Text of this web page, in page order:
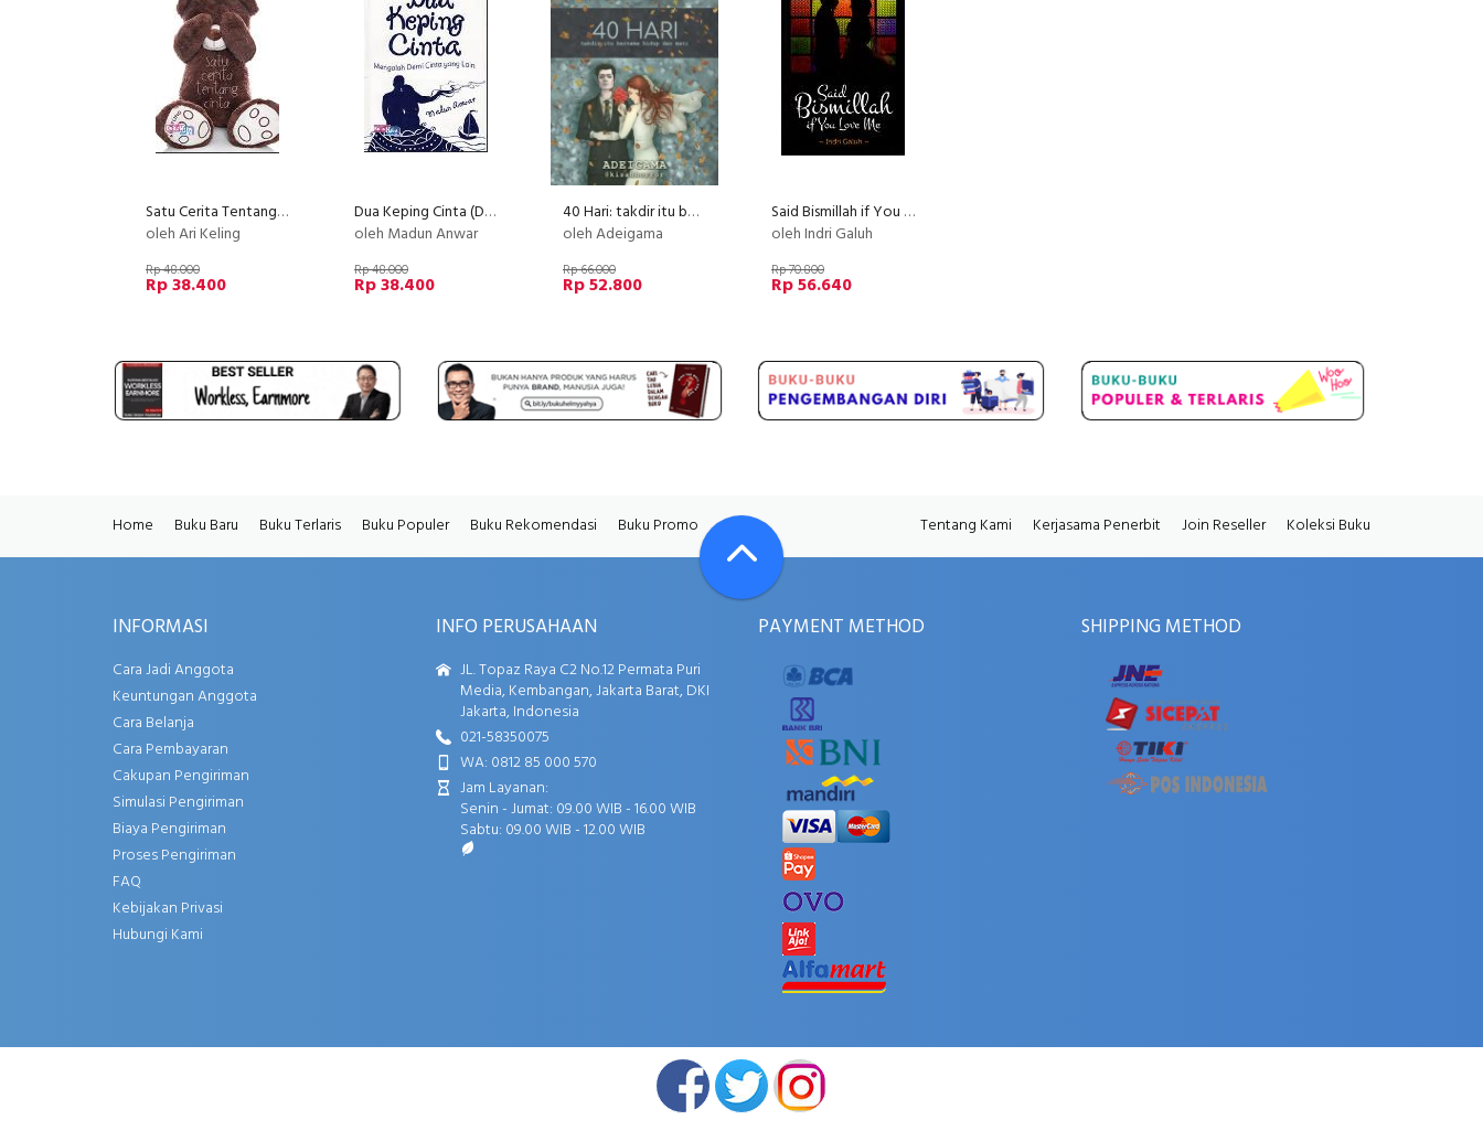
Satu Cerita Tentang Cinta (Disc 50%)
oleh Ari Keling
Rp 48.000
Rp 38.400
Dua Keping Cinta (Disc 50%)
oleh Madun Anwar
Rp 48.000
Rp 38.400
40 Hari: takdir itu bernama hidup dan mati [Edisi TTD]
oleh Adeigama
Rp 66.000
Rp 52.800
Said Bismillah if You Love Me (Disc 50%)
oleh Indri Galuh
Rp 70.800
Rp 56.640
Home Buku Baru Buku Terlaris Buku Populer Buku Rekomendasi Buku Promo Tentang Kami Kerjasama Penerbit Join Reseller Koleksi Buku
INFORMASI
Cara Jadi Anggota
Keuntungan Anggota
Cara Belanja
Cara Pembayaran
Cakupan Pengiriman
Simulasi Pengiriman
Biaya Pengiriman
Proses Pengiriman
FAQ
Kebijakan Privasi
Hubungi Kami
INFO PERUSAHAAN
JL. Topaz Raya C2 No.12 Permata Puri
Media, Kembangan, Jakarta Barat, DKI
Jakarta, Indonesia
021-58350075
WA: 0812 85 000 570
Jam Layanan:
Senin - Jumat: 09.00 WIB - 16.00 WIB
Sabtu: 09.00 WIB - 12.00 WIB
PAYMENT METHOD SHIPPING METHOD